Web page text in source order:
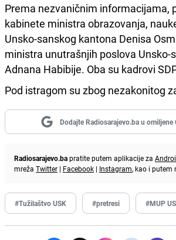
Prema nezvaničnim informacijama,
kabinete ministra obrazovanja,
Unsko-sanskog kantona Denisa
ministra unutrašnjih poslova Unsko-
Adnana Habibije. Oba su kadrovi
Pod istragom su zbog nezakonitog
Dodajte Radiosarajevo.ba u omiljene
Radiosarajevo.bapratite putem aplikacije za
mreža Twitter | Facebook | Instagram, kao i putem
#Tužilaštvo USK #pretresi #MUP